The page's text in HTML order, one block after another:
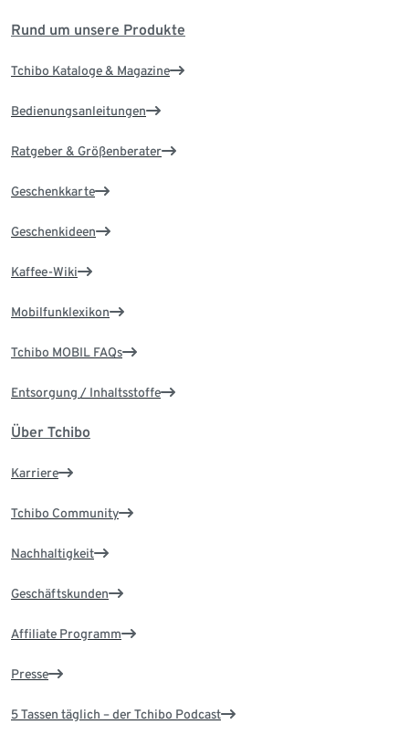
Rund um unsere Produkte
Tchibo Kataloge & Magazine
Bedienungsanleitungen
Ratgeber & Größenberater
Geschenkkarte
Geschenkideen
Kaffee-Wiki
Mobilfunklexikon
Tchibo MOBIL FAQs
Entsorgung / Inhaltsstoffe
Über Tchibo
Karriere
Tchibo Community
Nachhaltigkeit
Geschäftskunden
Affiliate Programm
Presse
5 Tassen täglich – der Tchibo Podcast